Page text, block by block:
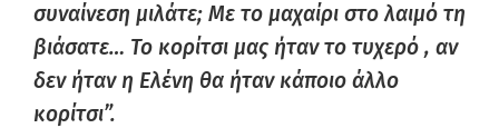
συναίνεση μιλάτε; Με το μαχαίρι στο λαιμό τη
βιάσατε… Το κορίτσι μας ήταν το τυχερό , αν
δεν ήταν η Ελένη θα ήταν κάποιο άλλο
κορίτσι”.